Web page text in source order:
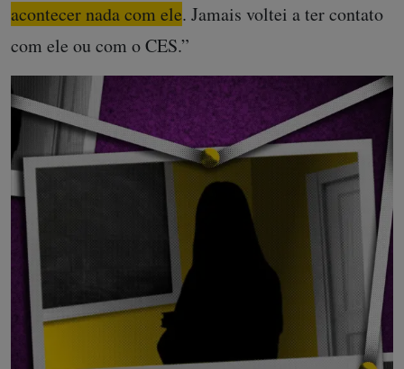
acontecer nada com ele. Jamais voltei a ter contato
com ele ou com o CES.”